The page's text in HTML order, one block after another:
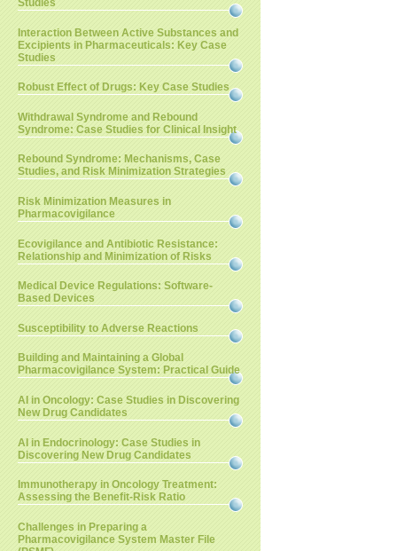
Studies
Interaction Between Active Substances and
Excipients in Pharmaceuticals: Key Case
Studies
Robust Effect of Drugs: Key Case Studies
Withdrawal Syndrome and Rebound
Syndrome: Case Studies for Clinical Insight
Rebound Syndrome: Mechanisms, Case
Studies, and Risk Minimization Strategies
Risk Minimization Measures in
Pharmacovigilance
Ecovigilance and Antibiotic Resistance:
Relationship and Minimization of Risks
Medical Device Regulations: Software-
Based Devices
Susceptibility to Adverse Reactions
Building and Maintaining a Global
Pharmacovigilance System: Practical Guide
AI in Oncology: Case Studies in Discovering
New Drug Candidates
AI in Endocrinology: Case Studies in
Discovering New Drug Candidates
Immunotherapy in Oncology Treatment:
Assessing the Benefit-Risk Ratio
Challenges in Preparing a
Pharmacovigilance System Master File